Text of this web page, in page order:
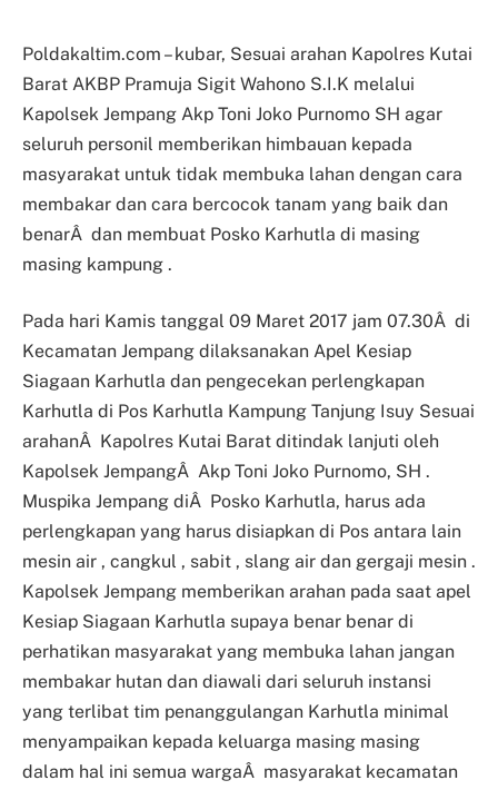
Poldakaltim.com – kubar, Sesuai arahan Kapolres Kutai
Barat AKBP Pramuja Sigit Wahono S.I.K melalui
Kapolsek Jempang Akp Toni Joko Purnomo SH agar
seluruh personil memberikan himbauan kepada
masyarakat untuk tidak membuka lahan dengan cara
membakar dan cara bercocok tanam yang baik dan
benarÂ dan membuat Posko Karhutla di masing
masing kampung .
Pada hari Kamis tanggal 09 Maret 2017 jam 07.30Â di
Kecamatan Jempang dilaksanakan Apel Kesiap
Siagaan Karhutla dan pengecekan perlengkapan
Karhutla di Pos Karhutla Kampung Tanjung Isuy Sesuai
arahanÂ Kapolres Kutai Barat ditindak lanjuti oleh
Kapolsek JempangÂ Akp Toni Joko Purnomo, SH .
Muspika Jempang diÂ Posko Karhutla, harus ada
perlengkapan yang harus disiapkan di Pos antara lain
mesin air , cangkul , sabit , slang air dan gergaji mesin .
Kapolsek Jempang memberikan arahan pada saat apel
Kesiap Siagaan Karhutla supaya benar benar di
perhatikan masyarakat yang membuka lahan jangan
membakar hutan dan diawali dari seluruh instansi
yang terlibat tim penanggulangan Karhutla minimal
menyampaikan kepada keluarga masing masing
dalam hal ini semua wargaÂ masyarakat kecamatan